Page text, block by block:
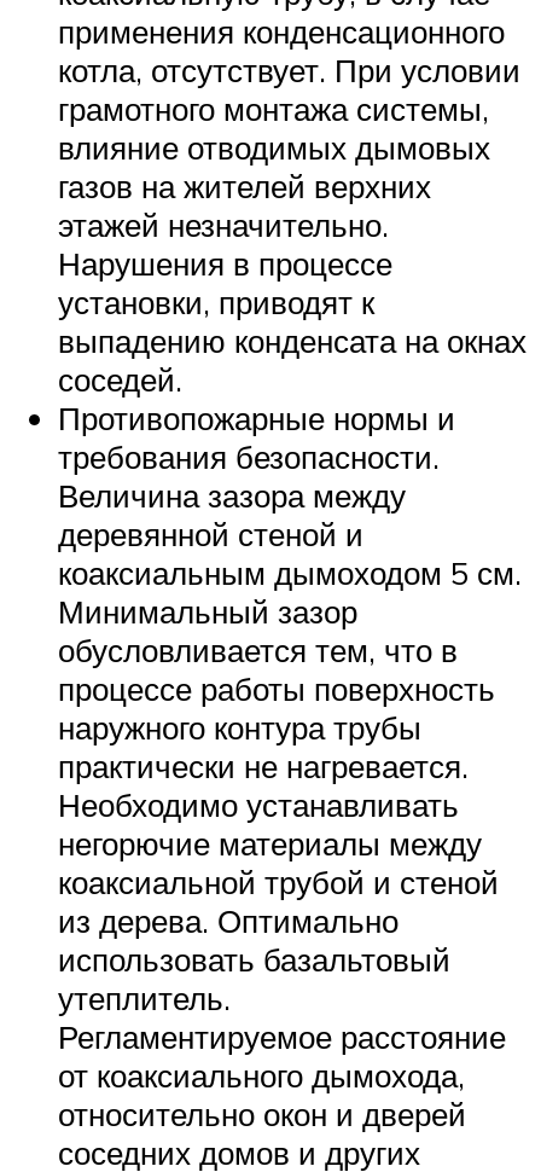
применения конденсационного
котла, отсутствует. При условии
грамотного монтажа системы,
влияние отводимых дымовых
газов на жителей верхних
этажей незначительно.
Нарушения в процессе
установки, приводят к
выпадению конденсата на окнах
соседей.
Противопожарные нормы и
требования безопасности.
Величина зазора между
деревянной стеной и
коаксиальным дымоходом 5 см.
Минимальный зазор
обусловливается тем, что в
процессе работы поверхность
наружного контура трубы
практически не нагревается.
Необходимо устанавливать
негорючие материалы между
коаксиальной трубой и стеной
из дерева. Оптимально
использовать базальтовый
утеплитель.
Регламентируемое расстояние
от коаксиального дымохода,
относительно окон и дверей
соседних домов и других